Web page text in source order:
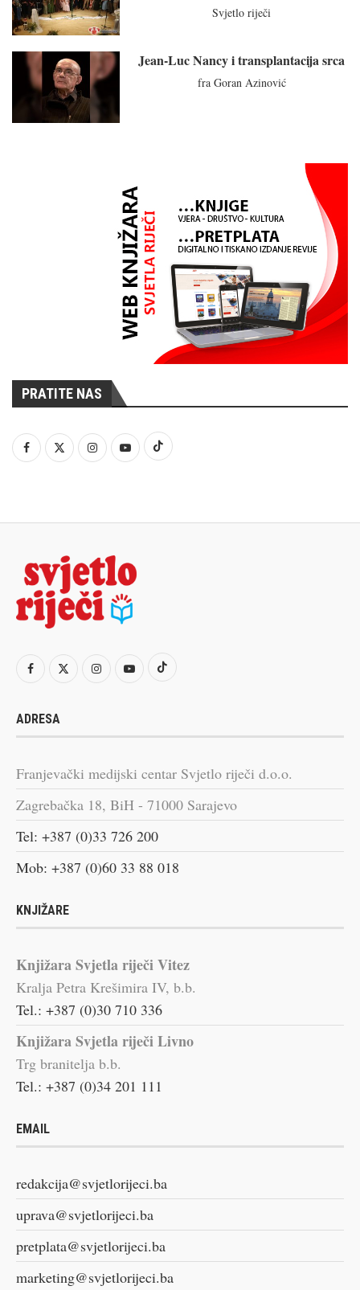
Svjetlo riječi
Jean-Luc Nancy i transplantacija srca
fra Goran Azinović
PRATITE NAS
ADRESA
Franjevački medijski centar Svjetlo riječi d.o.o.
Zagrebačka 18, BiH - 71000 Sarajevo
Tel: +387 (0)33 726 200
Mob: +387 (0)60 33 88 018
KNJIŽARE
Knjižara Svjetla riječi Vitez
Kralja Petra Krešimira IV, b.b.
Tel.: +387 (0)30 710 336
Knjižara Svjetla riječi Livno
Trg branitelja b.b.
Tel.: +387 (0)34 201 111
EMAIL
redakcija@svjetlorijeci.ba
uprava@svjetlorijeci.ba
pretplata@svjetlorijeci.ba
marketing@svjetlorijeci.ba